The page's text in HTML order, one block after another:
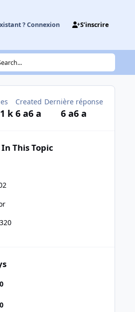
? Connexion S’inscrire
FSX !
k
Created
6 a6 a
Dernière réponse
6 a6 a
This Topic